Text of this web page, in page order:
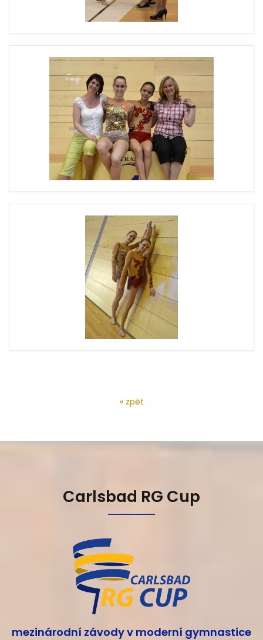
« zpět
Carlsbad RG Cup
mezinárodní závody v moderní gymnastice